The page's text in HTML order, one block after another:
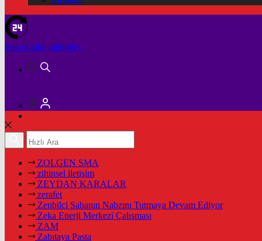
Son dakika haberleri
ZOLGEN SMA
zihinsel iletişim
ZEYDAN KARALAR
zerafet
Zenbilci Sahanın Nabzını Tutmaya Devam Ediyor
Zeka Enerji Merkezi Çalışması
ZAM
Zabıtaya Pasta